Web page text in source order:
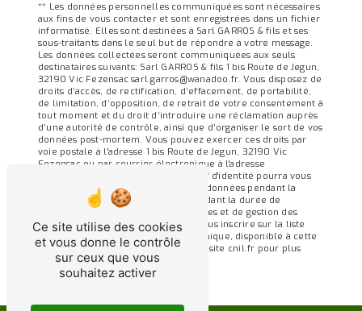
** Les données personnelles communiquées sont nécessaires
aux fins de vous contacter et sont enregistrées dans un fichier
informatisé. Elles sont destinées à Sarl GARROS & fils et ses
sous-traitants dans le seul but de répondre à votre message.
Les données collectées seront communiquées aux seuls
destinataires suivants: Sarl GARROS & fils 1 bis Route de Jegun,
32190 Vic Fezensac sarl.garros@wanadoo.fr. Vous disposez de
droits d’accès, de rectification, d’effacement, de portabilité,
de limitation, d’opposition, de retrait de votre consentement à
tout moment et du droit d’introduire une réclamation auprès
d’une autorité de contrôle, ainsi que d’organiser le sort de vos
données post-mortem. Vous pouvez exercer ces droits par
voie postale à l'adresse 1 bis Route de Jegun, 32190 Vic
Fezensac ou par courrier électronique à l'adresse
sarl.garros@wanadoo.fr. Un justificatif d'identité pourra vous
être demandé. Nous conservons vos données pendant la
période de prise de contact puis pendant la durée de
prescription légale aux fins probatoires et de gestion des
contentieux. Vous avez le droit de vous inscrire sur la liste
d'opposition au démarchage téléphonique, disponible à cette
adresse: Bloctel.gouv.fr. Consultez le site cnil.fr pour plus
d’informations sur vos droits.
Ce site utilise des cookies
et vous donne le contrôle
sur ceux que vous
souhaitez activer